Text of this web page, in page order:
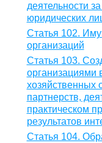
деятельности
юридических
Статья 102.
организаций
Статья 103.
организациями
хозяйственных
партнерств,
практическом
результатов
Статья 104.